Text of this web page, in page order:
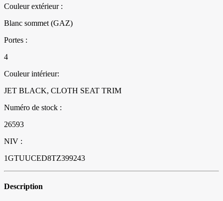
Couleur extérieur :
Blanc sommet (GAZ)
Portes :
4
Couleur intérieur:
JET BLACK, CLOTH SEAT TRIM
Numéro de stock :
26593
NIV :
1GTUUCED8TZ399243
Description